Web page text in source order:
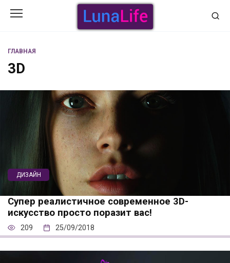
ГЛАВНАЯ
3D
ДИЗАЙН
Супер реалистичное современное 3D-
искусство просто поразит вас!
209 25/09/2018